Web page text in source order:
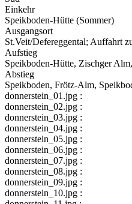
Einkehr
Speikboden-Hütte (Sommer)
Ausgangsort
St.Veit/Defereggental; Auffahrt
Aufstieg
Speikboden-Hütte, Zischger
Abstieg
Speikboden, Frötz-Alm,
donnerstein_01.jpg :
donnerstein_02.jpg :
donnerstein_03.jpg :
donnerstein_04.jpg :
donnerstein_05.jpg :
donnerstein_06.jpg :
donnerstein_07.jpg :
donnerstein_08.jpg :
donnerstein_09.jpg :
donnerstein_10.jpg :